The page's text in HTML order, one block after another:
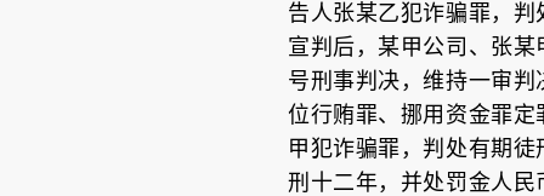
告人张某乙犯诈骗罪，
宣判后，某甲公司、张
号刑事判决，维持一审
位行贿罪、挪用资金罪
甲犯诈骗罪，判处有期
刑十二年，并处罚金人